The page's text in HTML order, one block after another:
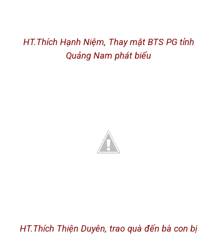
HT.Thích Hạnh Niệm, Thay mặt BTS PG tỉnh
Quảng Nam phát biểu
HT.Thích Thiện Duyên, trao quà đến bà con bị